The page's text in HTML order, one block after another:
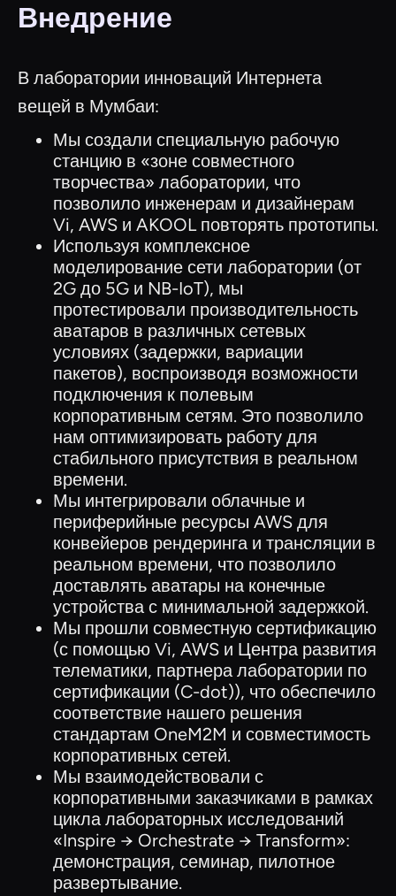
Внедрение
В лаборатории инноваций Интернета
вещей в Мумбаи:
Мы создали специальную рабочую
станцию в «зоне совместного
творчества» лаборатории, что
позволило инженерам и дизайнерам
Vi, AWS и AKOOL повторять прототипы.
Используя комплексное
моделирование сети лаборатории (от
2G до 5G и NB-IoT), мы
протестировали производительность
аватаров в различных сетевых
условиях (задержки, вариации
пакетов), воспроизводя возможности
подключения к полевым
корпоративным сетям. Это позволило
нам оптимизировать работу для
стабильного присутствия в реальном
времени.
Мы интегрировали облачные и
периферийные ресурсы AWS для
конвейеров рендеринга и трансляции в
реальном времени, что позволило
доставлять аватары на конечные
устройства с минимальной задержкой.
Мы прошли совместную сертификацию
(с помощью Vi, AWS и Центра развития
телематики, партнера лаборатории по
сертификации (C-dot)), что обеспечило
соответствие нашего решения
стандартам OneM2M и совместимость
корпоративных сетей.
Мы взаимодействовали с
корпоративными заказчиками в рамках
цикла лабораторных исследований
«Inspire → Orchestrate → Transform»:
демонстрация, семинар, пилотное
развертывание.